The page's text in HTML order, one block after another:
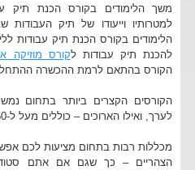
משך הלימודים בקורס הכנת תיק
למטרותיו וייעודו של תיק
הלימודים בקורס הכנת תיק עבודות
להכנת תיק עבודות לקורס מוזיקה
הקורס בהתאם לרמת ההכשרה
לערך, ואילו הארוכים – כוללים מעל ל-150 שעות לימוד אקדמיות.
מכללות רבות בתחום מציעות לכם
הצהריים – כך שגם אם אתם